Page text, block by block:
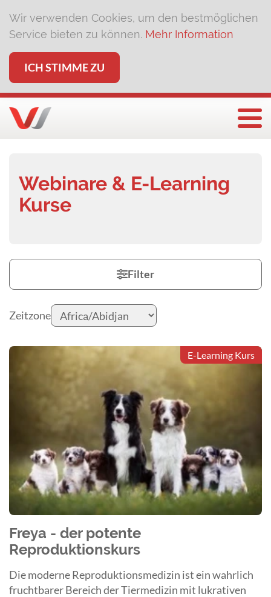
Wir verwenden Cookies, um den bestmöglichen
Service bieten zu können. Mehr Information
ICH STIMME ZU
Webinare & E-Learning
Kurse
Filter
Zeitzone
E-Learning Kurs
Freya - der potente
Reproduktionskurs
Die moderne Reproduktionsmedizin ist ein wahrlich
fruchtbarer Bereich der Tiermedizin mit lukrativen